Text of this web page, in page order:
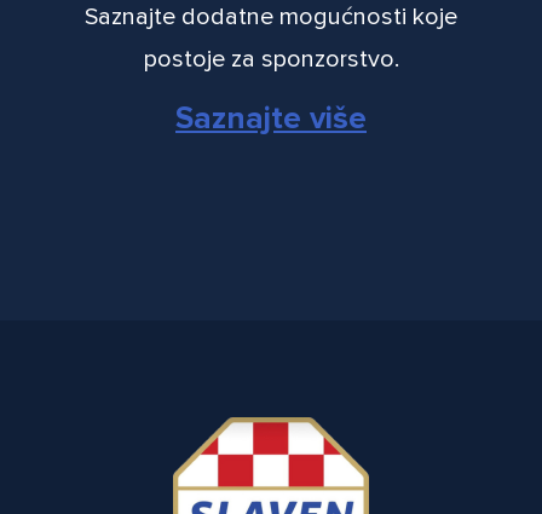
Saznajte dodatne mogućnosti koje
postoje za sponzorstvo.
Saznajte više